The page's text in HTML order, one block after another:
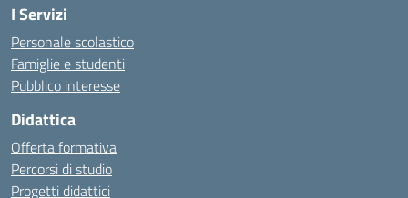
I Servizi
Personale scolastico
Famiglie e studenti
Pubblico interesse
Didattica
Offerta formativa
Percorsi di studio
Progetti didattici